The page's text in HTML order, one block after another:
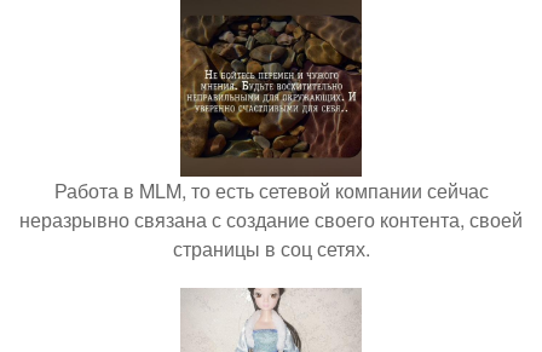
Работа в MLM, то есть сетевой компании сейчас
неразрывно связана с создание своего контента, своей
страницы в соц сетях.